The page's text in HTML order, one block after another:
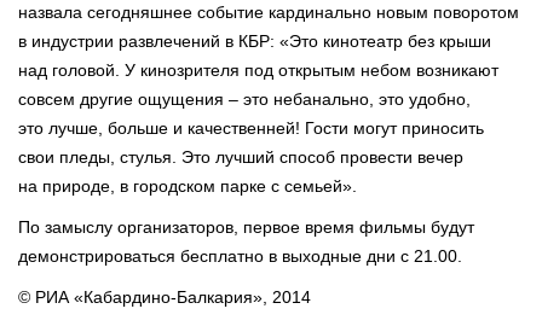
назвала сегодняшнее событие кардинально новым поворотом
в индустрии развлечений в КБР: «Это кинотеатр без крыши
над головой. У кинозрителя под открытым небом возникают
совсем другие ощущения – это небанально, это удобно,
это лучше, больше и качественней! Гости могут приносить
свои пледы, стулья. Это лучший способ провести вечер
на природе, в городском парке с семьей».
По замыслу организаторов, первое время фильмы будут
демонстрироваться бесплатно в выходные дни с 21.00.
© РИА «Кабардино-Балкария», 2014